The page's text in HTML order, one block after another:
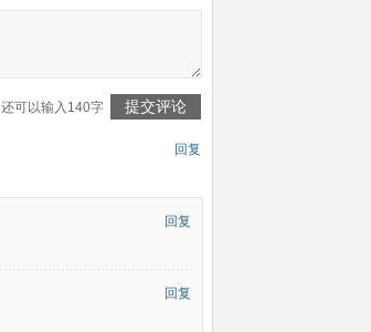
提交评论
还可以输入140字
回复
回复
回复